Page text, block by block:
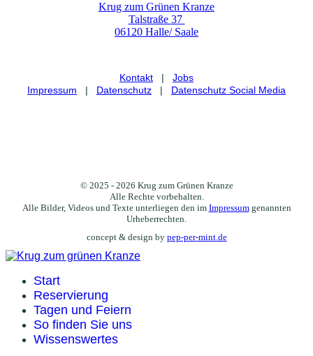
Krug zum Grünen Kranze
Talstraße 37
06120 Halle/ Saale
Kontakt | Jobs
Impressum | Datenschutz | Datenschutz Social Media
© 2025 - 2026 Krug zum Grünen Kranze
Alle Rechte vorbehalten.
Alle Bilder, Videos und Texte unterliegen den im Impressumgenannten
Urheberrechten.
concept & design by pep-per-mint.de
Start
Reservierung
Tagen und Feiern
So finden Sie uns
Wissenswertes